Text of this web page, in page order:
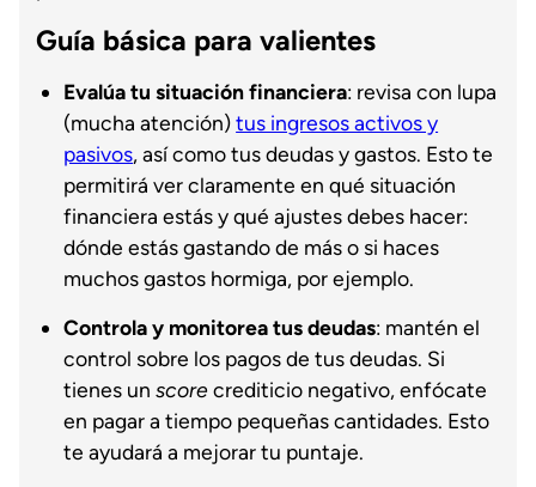
Guía básica para valientes
Evalúa tu situación financiera: revisa con lupa
(mucha atención)tus ingresos activos y
pasivos, así como tus deudas y gastos. Esto te
permitirá ver claramente en qué situación
financiera estás y qué ajustes debes hacer:
dónde estás gastando de más o si haces
muchos gastos hormiga, por ejemplo.
Controla y monitorea tus deudas: mantén el
control sobre los pagos de tus deudas. Si
tienes unscorecrediticio negativo, enfócate
en pagar a tiempo pequeñas cantidades. Esto
te ayudará a mejorar tu puntaje.